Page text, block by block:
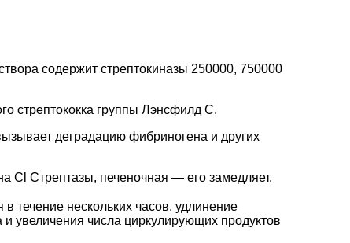
содержит стрептокиназы 250000, 750000
стрептококка группы Лэнсфилд C.
деградацию фибриногена и других
Cl Стрептазы, печеночная — его замедляет.
течение нескольких часов, удлинение
увеличения числа циркулирующих продуктов